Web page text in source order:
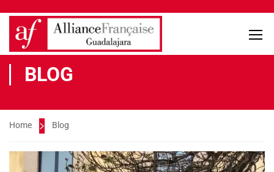
BLOG
Home Blog